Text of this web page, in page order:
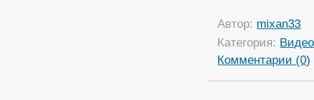
Автор: mixan33
Категория: Видео
Комментарии (0)